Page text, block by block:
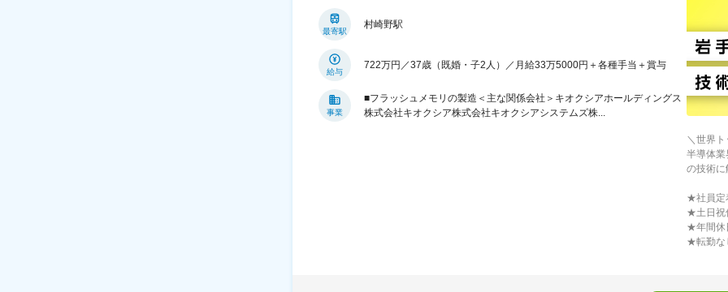
最寄駅
村崎野駅
給与
722万円／37歳（既婚・子2人）／月給33万5000円＋各種手当＋賞与
事業
■フラッシュメモリの製造＜主な関係会社＞キオクシアホールディングス
株式会社キオクシア株式会社キオクシアシステムズ株...
＼世界
半導体業
の技術に
★社員定
★土日祝
★年間休
★転勤な